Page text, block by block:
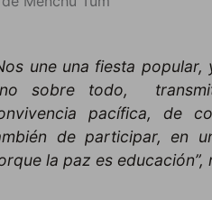
une una fiesta
sobre todo,
pacífica, de
de participar, en
la paz es educación”,